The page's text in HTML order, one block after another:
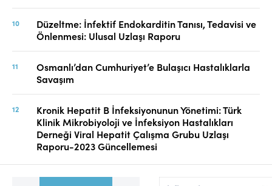
Düzeltme: İnfektif Endokarditin Tanısı, Tedavisi ve
Önlenmesi: Ulusal Uzlaşı Raporu
Osmanlı’dan Cumhuriyet’e Bulaşıcı Hastalıklarla
Savaşım
Kronik Hepatit B İnfeksiyonunun Yönetimi: Türk
Klinik Mikrobiyoloji ve İnfeksiyon Hastalıkları
Derneği Viral Hepatit Çalışma Grubu Uzlaşı
Raporu-2023 Güncellemesi